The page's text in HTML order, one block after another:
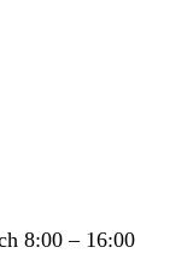
8:00 – 16:00